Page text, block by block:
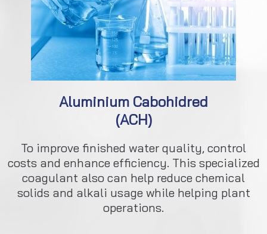
Aluminium Cabohidred
(ACH)
To improve finished water quality, control
costs and enhance efficiency. This specialized
coagulant also can help reduce chemical
solids and alkali usage while helping plant
operations.